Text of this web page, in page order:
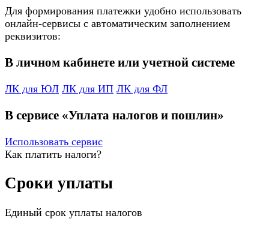
Для формирования платежки удобно использовать
онлайн-сервисы с автоматическим заполнением
реквизитов:
В личном кабинете или учетной системе
ЛК для ЮЛ ЛК для ИП ЛК для ФЛ
В сервисе «Уплата налогов и пошлин»
Использовать сервис
Как платить налоги?
Сроки уплаты
Единый срок уплаты налогов